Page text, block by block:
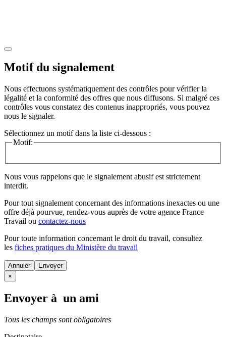
Motif du signalement
Nous effectuons systématiquement des contrôles pour vérifier la
légalité et la conformité des offres que nous diffusons. Si malgré ces
contrôles vous constatez des contenus inappropriés, vous pouvez
nous le signaler.
Sélectionnez un motif dans la liste ci-dessous :
Motif:
Nous vous rappelons que le signalement abusif est strictement
interdit.
Pour tout signalement concernant des informations inexactes ou une
offre déjà pourvue, rendez-vous auprès de votre agence France
Travail ou contactez-nous
Pour toute information concernant le droit du travail, consultez
les fiches pratiques du Ministère du travail
Annuler
×
Envoyer à un ami
Tous les champs sont obligatoires